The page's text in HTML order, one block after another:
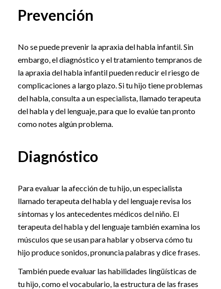
Prevención
No se puede prevenir la apraxia del habla infantil. Sin
embargo, el diagnóstico y el tratamiento tempranos de
la apraxia del habla infantil pueden reducir el riesgo de
complicaciones a largo plazo. Si tu hijo tiene problemas
del habla, consulta a un especialista, llamado terapeuta
del habla y del lenguaje, para que lo evalúe tan pronto
como notes algún problema.
Diagnóstico
Para evaluar la afección de tu hijo, un especialista
llamado terapeuta del habla y del lenguaje revisa los
síntomas y los antecedentes médicos del niño. El
terapeuta del habla y del lenguaje también examina los
músculos que se usan para hablar y observa cómo tu
hijo produce sonidos, pronuncia palabras y dice frases.
También puede evaluar las habilidades lingüísticas de
tu hijo, como el vocabulario, la estructura de las frases